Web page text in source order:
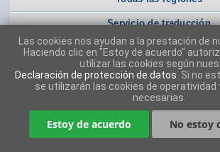
Servicio de traducción
Las cookies nos ayudan a la prestación de
Haciendo clic en "Estoy de acuerdo"
utilizar las cookies según
Declaración de protección de datos . Si no
se utilizarán las cookies de
necesarias.